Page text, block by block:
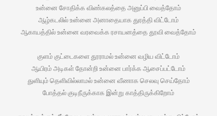
உன்னை சோதிக்க விண்கலத்தை அனுப்பி வைத்தோம்
ஆழ்கடலில் உன்னை அனாதையாக துரத்தி விட்டோம்
ஆகாயத்தில் உன்னை வரவைக்க ரசாயனத்தை தூவி வைத்தோம்
குளம் குட்டைகளை தூராமல் உன்னை வழிய விட்டோம்
ஆயிரம் அடிகள் தோன்றி உன்னை பார்க்க ஆசைப்பட்டோம்
துளியும் தெளிவில்லாமல் உன்னை வீணாக செலவு செய்தோம்
போத்தல் குடிநீருக்காக இன்று காத்திருக்கிறோம்